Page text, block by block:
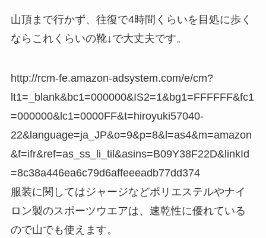
山頂まで行かず、往復で4時間くらいを目処に歩く
ならこれくらいの靴↓で大丈夫です。
http://rcm-fe.amazon-adsystem.com/e/cm?
lt1=_blank&bc1=000000&IS2=1&bg1=FFFFFF&fc1
=000000&lc1=0000FF&t=hiroyuki57040-
22&language=ja_JP&o=9&p=8&l=as4&m=amazon
&f=ifr&ref=as_ss_li_til&asins=B09Y38F22D&linkId
=8c38a446ea6c79d6affeeeadb77dd374
服装に関してはジャージなどポリエステルやナイ
ロン製のスポーツウエアは、速乾性に優れている
ので山でも使えます。